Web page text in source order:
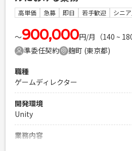
必須スキル
・スマートフォン向けゲームタイト
ター経験 ・コンセプトに合わせたデ
ー管理、技術指導経験 ※コンシュー
監修範囲の制作ができること ※ポー
いいたします。
PHPを用いたWebサービスの開発
Laravelを用いた開発経験1年以上
エンジニア複数人のチームでの開
高単価 急募 即日 若手歓迎 シニ
〜900,000円/月（140 ~
準委任契約
麹町 (東京都)
職種
ゲームディレクター
開発環境
Unity
業務内容